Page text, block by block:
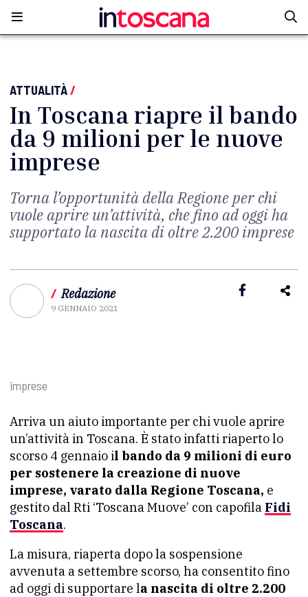
ATTUALITÀ/
In Toscana riapre il bando
da 9 milioni per le nuove
imprese
Torna l’opportunità della Regione per chi
vuole aprire un’attività, che fino ad oggi ha
supportato la nascita di oltre 2.200 imprese
/ Redazione
9 GENNAIO 2021
imprese
Arriva un aiuto importante per chi vuole aprire
un’attività in Toscana. È stato infatti riaperto lo
scorso 4 gennaio il bando da 9 milioni di euro
per sostenere la creazione di nuove
imprese, varato dalla Regione Toscana, e
gestito dal Rti ‘Toscana Muove’ con capofila Fidi
Toscana.
La misura, riaperta dopo la sospensione
avvenuta a settembre scorso, ha consentito fino
ad oggi di supportare la nascita di oltre 2.200